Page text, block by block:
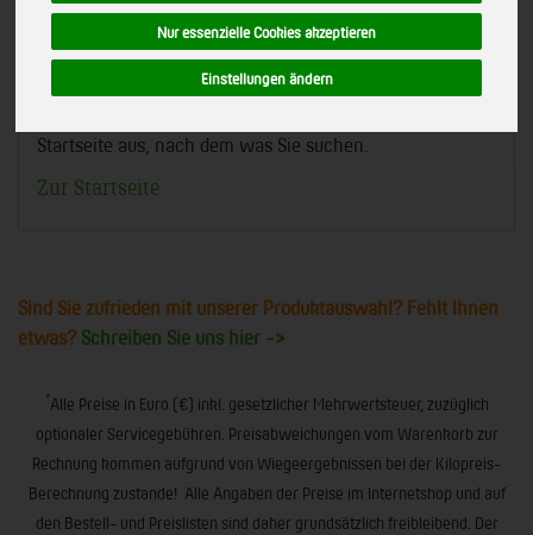
Nur essenzielle Cookies akzeptieren
Einstellungen ändern
Wir haben unseren Internetauftritt umgebaut. Dabei hat
sich einiges geändert. Das von Ihnen gesuchte Produkt
oder die Internetseite ist leider nicht mehr verfügbar!
Startseite aus, nach dem was Sie suchen.
Zur Startseite
Sind Sie zufrieden mit unserer Produktauswahl? Fehlt Ihnen
etwas? Schreiben Sie uns hier ->
*Alle Preise in Euro (€) inkl. gesetzlicher Mehrwertsteuer, zuzüglich
optionaler Servicegebühren. Preisabweichungen vom Warenkorb zur
Rechnung kommen aufgrund von Wiegeergebnissen bei der Kilopreis-
Berechnung zustande! Alle Angaben der Preise im Internetshop und auf
den Bestell- und Preislisten sind daher grundsätzlich freibleibend. Der